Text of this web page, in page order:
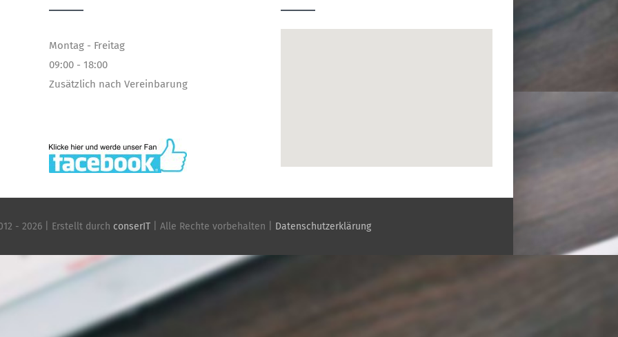
Montag - Freitag
09:00 - 18:00
Zusätzlich nach Vereinbarung
- 2026 | Erstellt durch conserIT| Alle Rechte vorbehalten | Datenschutzerklärung